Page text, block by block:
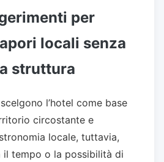
per
locali senza
struttura
l’hotel come base
circostante e
locale, tuttavia,
il tempo o la possibilità di